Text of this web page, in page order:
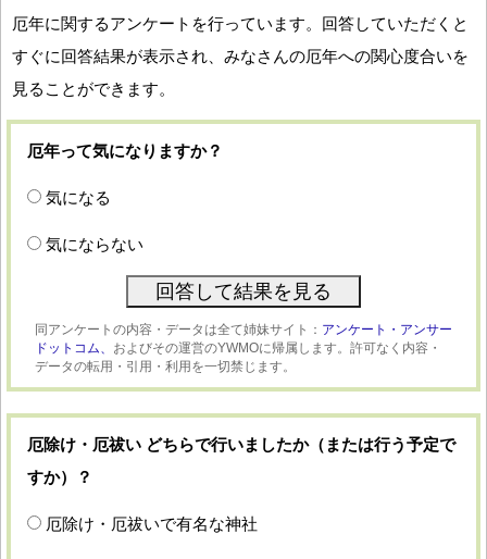
厄年に関するアンケートを行っています。回答していただくと
すぐに回答結果が表示され、みなさんの厄年への関心度合いを
見ることができます。
厄年って気になりますか？
気になる
気にならない
同アンケートの内容・データは全て姉妹サイト： アンケート・アンサー
ドットコム、 およびその運営のYWMOに帰属します。許可なく内容・
データの転用・引用・利用を一切禁じます。
厄除け・厄祓い どちらで行いましたか（または行う予定で
すか）？
厄除け・厄祓いで有名な神社